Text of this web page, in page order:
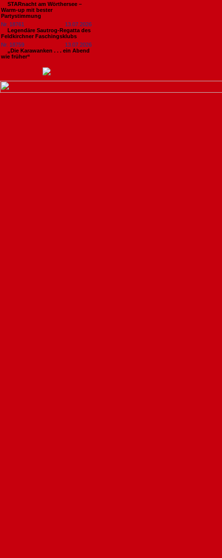
STARnacht am Wörthersee –
Warm-up mit bester
Partystimmung
Nr. 18761
13.07.2026
Legendäre Sautrog-Regatta des
Feldkirchner Faschingsklubs
Nr. 18759
13.07.2026
„Die Karawanken . . . ein Abend
wie früher“